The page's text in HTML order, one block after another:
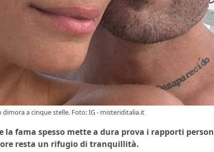
dimora a cinque stelle. Foto: IG - misteriditalia.it
la fama spesso mette a dura prova i rapporti
resta un rifugio di tranquillità.